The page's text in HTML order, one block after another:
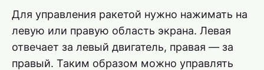
Для управления ракетой нужно нажимать на
левую или правую область экрана. Левая
отвечает за левый двигатель, правая — за
правый. Таким образом можно управлять